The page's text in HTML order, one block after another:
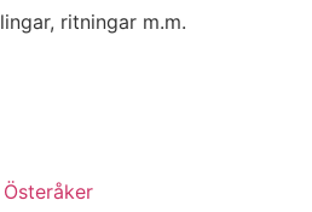
ritningar m.m.